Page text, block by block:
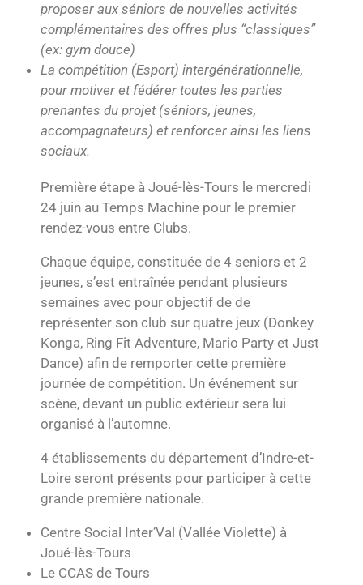
proposer aux séniors de nouvelles activités
complémentaires des offres plus “classiques”
(ex: gym douce)
La compétition (Esport) intergénérationnelle,
pour motiver et fédérer toutes les parties
prenantes du projet (séniors, jeunes,
accompagnateurs) et renforcer ainsi les liens
sociaux.
Première étape à Joué-lès-Tours le mercredi
24 juin au Temps Machine pour le premier
rendez-vous entre Clubs.
Chaque équipe, constituée de 4 seniors et 2
jeunes, s’est entraînée pendant plusieurs
semaines avec pour objectif de de
représenter son club sur quatre jeux (Donkey
Konga, Ring Fit Adventure, Mario Party et Just
Dance) afin de remporter cette première
journée de compétition. Un événement sur
scène, devant un public extérieur sera lui
organisé à l’automne.
4 établissements du département d’Indre-et-
Loire seront présents pour participer à cette
grande première nationale.
Centre Social Inter’Val (Vallée Violette) à
Joué-lès-Tours
Le CCAS de Tours